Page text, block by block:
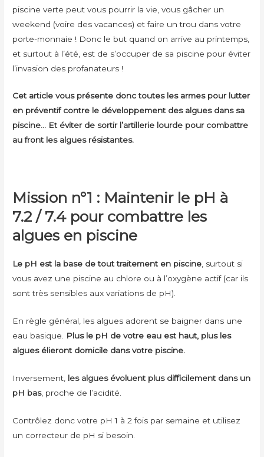
piscine verte peut vous pourrir la vie, vous gâcher un
weekend (voire des vacances) et faire un trou dans votre
porte-monnaie ! Donc le but quand on arrive au printemps,
et surtout à l’été, est de s’occuper de sa piscine pour éviter
l’invasion des profanateurs !
Cet article vous présente donc toutes les armes pour lutter
en préventif contre le développement des algues dans sa
piscine… Et éviter de sortir l’artillerie lourde pour combattre
au front les algues résistantes.
Mission n°1 : Maintenir le pH à
7.2 / 7.4 pour combattre les
algues en piscine
Le pH est la base de tout traitement en piscine, surtout si
vous avez une piscine au chlore ou à l’oxygène actif (car ils
sont très sensibles aux variations de pH).
En règle général, les algues adorent se baigner dans une
eau basique.
Plus le pH de votre eau est haut, plus les
algues élieront domicile dans votre piscine.
Inversement, les algues évoluent plus difficilement dans un
pH bas, proche de l’acidité.
Contrôlez donc votre pH 1 à 2 fois par semaine et utilisez
un correcteur de pH si besoin.